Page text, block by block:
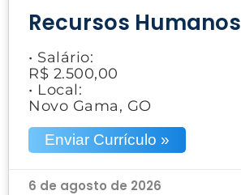
Recursos Humanos
• Salário:
R$ 2.500,00
• Local:
Novo Gama, GO
Enviar Currículo »
6 de agosto de 2026